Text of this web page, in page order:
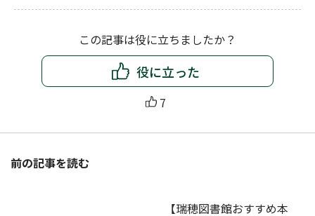
この記事は役に立ちましたか？
役に立った
7
前の記事を読む
【瑞穂図書館おすすめ本